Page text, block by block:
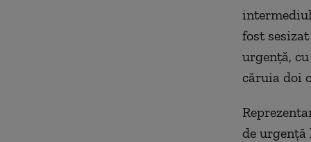
fost
urgenţă,
căruia doi
de urgenţă